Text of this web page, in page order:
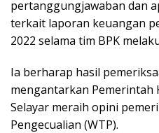
pertanggungjawaban dan
terkait laporan keuangan
2022 selama tim BPK
Ia berharap hasil
mengantarkan Pemerintah
Selayar meraih opini
Pengecualian (WTP).